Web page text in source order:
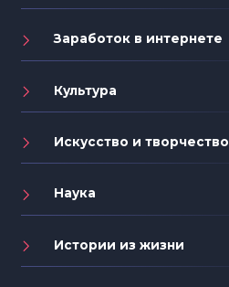
Заработок в интернете
Культура
Искусство и творчество
Наука
Истории из жизни